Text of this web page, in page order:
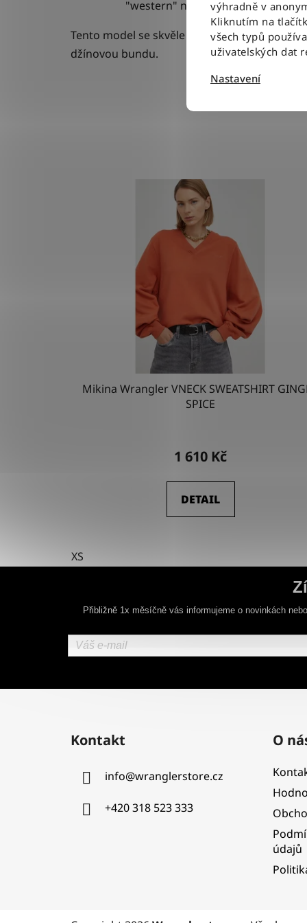
výhradně v
Kliknutím na
všech typů
uživatelských dat
Nastavení
"western" nádech.
Tento model se skvěle hodí k modrým
džínovou bundu.
Mikina Wrangler VNECK SWEATSHIRT
SPICE
1 610 Kč
DETAIL
XS
Přibližně 1x měsíčně vás informujeme o novinkách
Kontakt
info@wranglerstore.cz
+420 318 523 333
O
údajů